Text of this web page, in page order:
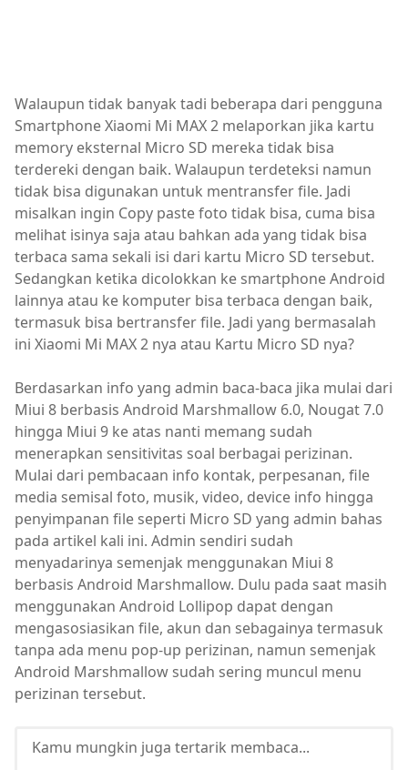
Walaupun tidak banyak tadi beberapa dari pengguna
Smartphone Xiaomi Mi MAX 2 melaporkan jika kartu
memory eksternal Micro SD mereka tidak bisa
terdereki dengan baik. Walaupun terdeteksi namun
tidak bisa digunakan untuk mentransfer file. Jadi
misalkan ingin Copy paste foto tidak bisa, cuma bisa
melihat isinya saja atau bahkan ada yang tidak bisa
terbaca sama sekali isi dari kartu Micro SD tersebut.
Sedangkan ketika dicolokkan ke smartphone Android
lainnya atau ke komputer bisa terbaca dengan baik,
termasuk bisa bertransfer file. Jadi yang bermasalah
ini Xiaomi Mi MAX 2 nya atau Kartu Micro SD nya?
Berdasarkan info yang admin baca-baca jika mulai dari
Miui 8 berbasis Android Marshmallow 6.0, Nougat 7.0
hingga Miui 9 ke atas nanti memang sudah
menerapkan sensitivitas soal berbagai perizinan.
Mulai dari pembacaan info kontak, perpesanan, file
media semisal foto, musik, video, device info hingga
penyimpanan file seperti Micro SD yang admin bahas
pada artikel kali ini. Admin sendiri sudah
menyadarinya semenjak menggunakan Miui 8
berbasis Android Marshmallow. Dulu pada saat masih
menggunakan Android Lollipop dapat dengan
mengasosiasikan file, akun dan sebagainya termasuk
tanpa ada menu pop-up perizinan, namun semenjak
Android Marshmallow sudah sering muncul menu
perizinan tersebut.
Kamu mungkin juga tertarik membaca...